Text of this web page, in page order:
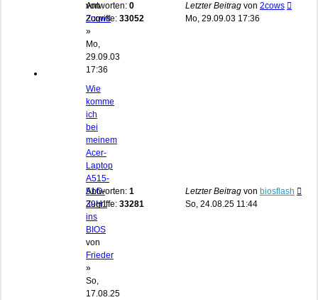
von
2cows
»
Mo,
29.09.03
17:36
Antworten: 0
Zugriffe: 33052
Letzter Beitrag von 2cows
Mo, 29.09.03 17:36
Wie
komme
ich
bei
meinem
Acer-
Laptop
A515-
51G-
39H1
ins
BIOS
von
Frieder
»
So,
17.08.25
Antworten: 1
Zugriffe: 33281
Letzter Beitrag von biosflash
So, 24.08.25 11:44